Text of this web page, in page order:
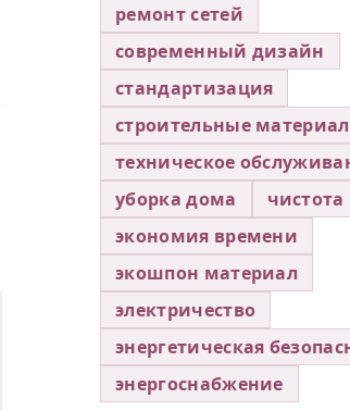
ремонт сетей
современный дизайн
стандартизация
строительные
техническое
уборка дома
чистота
экономия времени
экошпон материал
электричество
энергетическая
энергоснабжение